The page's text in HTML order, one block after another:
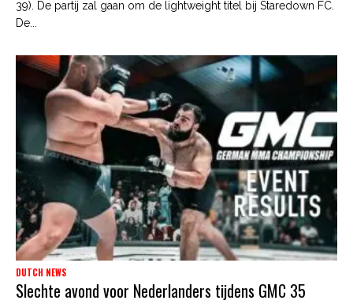
39). De partij zal gaan om de lightweight titel bij Staredown FC.
De...
DUTCH NEWS
Slechte avond voor Nederlanders tijdens GMC 35